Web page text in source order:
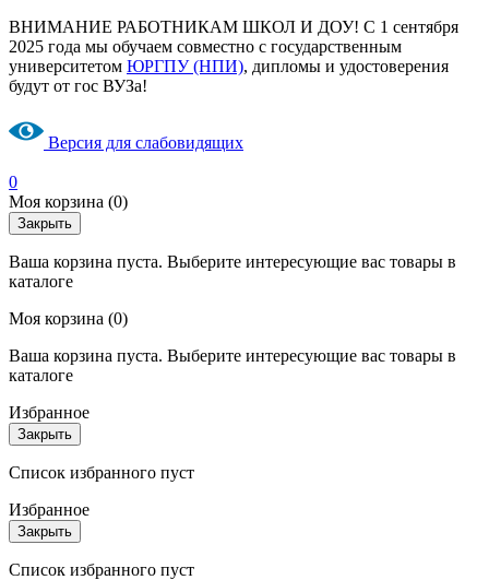
ВНИМАНИЕ РАБОТНИКАМ ШКОЛ И ДОУ! С 1 сентября
2025 года мы обучаем совместно с государственным
университетом ЮРГПУ (НПИ), дипломы и удостоверения
будут от гос ВУЗа!
Версия для слабовидящих
0
Моя корзина (0)
Закрыть
Ваша корзина пуста. Выберите интересующие вас товары в
каталоге
Моя корзина (0)
Ваша корзина пуста. Выберите интересующие вас товары в
каталоге
Избранное
Закрыть
Список избранного пуст
Избранное
Закрыть
Список избранного пуст